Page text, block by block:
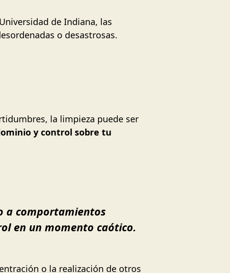
de Indiana, las
o desastrosas.
la limpieza puede ser
y control sobre tu
a comportamientos
en un momento caótico.
o la realización de otros